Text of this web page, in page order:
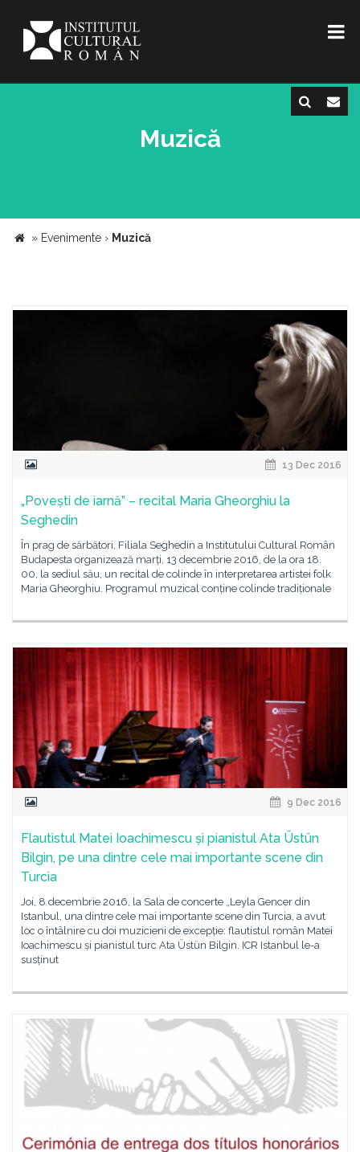
Muzică
» Evenimente › Muzică
13 Dec 2016
„Povești de iarnă” – recital Maria Gheorghiu la
Seghedin
În prag de sărbători, Filiala Seghedin a Institutului Cultural Român
Budapesta organizează marți, 13 decembrie 2016, de la ora 18.
00, la sediul său, un recital de colinde în interpretarea artistei folk
Maria Gheorghiu. Programul muzical conține colinde tradiționale
9 Dec 2016
Flautistul Matei Ioachimescu și pianistul Ata Üstün
Bilgin, pe una dintre cele mai importante scene din
Turcia
Joi, 8 decembrie 2016, la Sala de concerte „Leyla Gencer din
Istanbul, una dintre cele mai importante scene din Turcia, a avut
loc o întâlnire cu doi muzicieni de excepție: flautistul român Matei
Ioachimescu și pianistul turc Ata Üstün Bilgin. ICR Istanbul le-a
susținut